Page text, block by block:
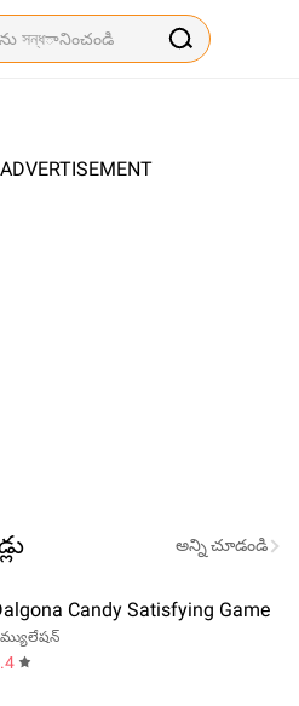
ADVERTISEMENT
అన్ని చూడండి
Candy Satisfying Game